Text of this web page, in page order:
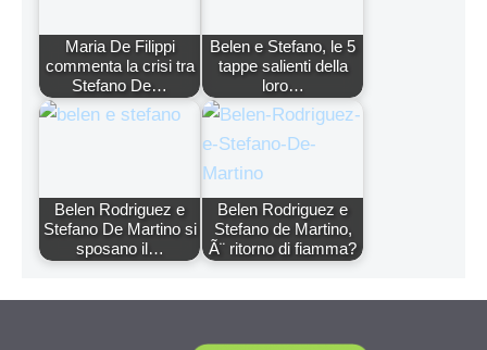
Maria De Filippi
commenta la crisi tra
Stefano De…
Belen e Stefano, le 5
tappe salienti della
loro…
Belen Rodriguez e
Stefano De Martino si
sposano il…
Belen Rodriguez e
Stefano de Martino,
Ã¨ ritorno di fiamma?